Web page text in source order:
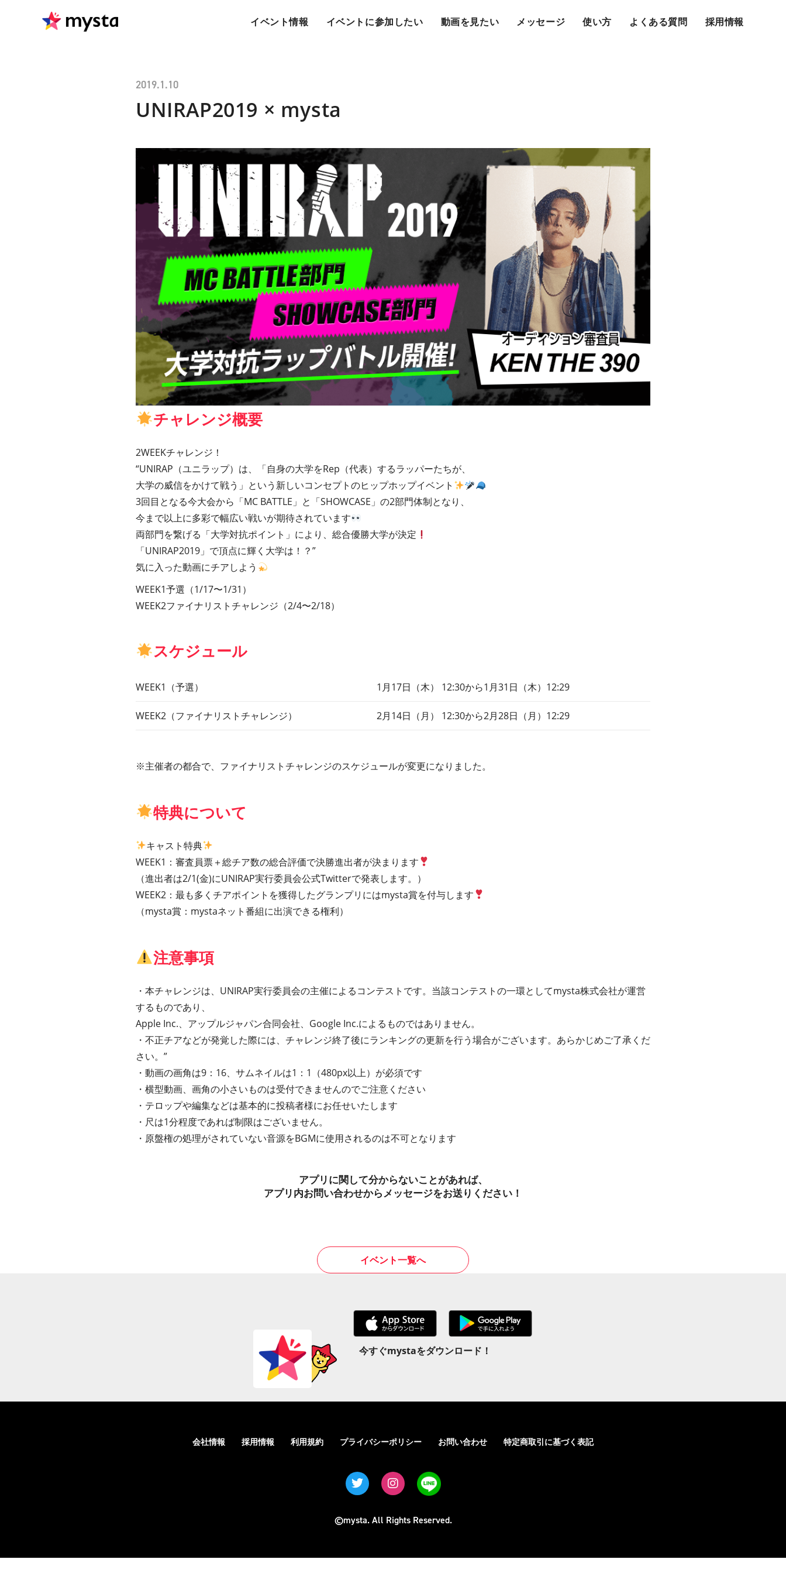
イベント情報 イベントに参加したい 動画を見たい メッセージ 使い方 よくある質問 採用情報
2019.1.10
UNIRAP2019 × mysta
チャレンジ概要
2WEEKチャレンジ！
“UNIRAP（ユニラップ）は、「自身の大学をRep（代表）するラッパーたちが、
大学の威信をかけて戦う」という新しいコンセプトのヒップホップイベント
3回目となる今大会から「MC BATTLE」と「SHOWCASE」の2部門体制となり、
今まで以上に多彩で幅広い戦いが期待されています
両部門を繋げる「大学対抗ポイント」により、総合優勝大学が決定
「UNIRAP2019」で頂点に輝く大学は！？”
気に入った動画にチアしよう
WEEK1予選（1/17〜1/31）
WEEK2ファイナリストチャレンジ（2/4〜2/18）
スケジュール
WEEK1（予選） 1月17日（木） 12:30から1月31日（木）12:29
WEEK2（ファイナリストチャレンジ） 2月14日（月） 12:30から2月28日（月）12:29
※主催者の都合で、ファイナリストチャレンジのスケジュールが変更になりました。
特典について
キャスト特典
WEEK1：審査員票＋総チア数の総合評価で決勝進出者が決まります
（進出者は2/1(金)にUNIRAP実行委員会公式Twitterで発表します。）
WEEK2：最も多くチアポイントを獲得したグランプリにはmysta賞を付与します
（mysta賞：mystaネット番組に出演できる権利）
注意事項
・本チャレンジは、UNIRAP実行委員会の主催によるコンテストです。当該コンテストの一環としてmysta株式会社が運営
するものであり、
Apple Inc.、アップルジャパン合同会社、Google Inc.によるものではありません。
・不正チアなどが発覚した際には、チャレンジ終了後にランキングの更新を行う場合がございます。あらかじめご了承くだ
さい。”
・動画の画角は9：16、サムネイルは1：1（480px以上）が必須です
・横型動画、画角の小さいものは受付できませんのでご注意ください
・テロップや編集などは基本的に投稿者様にお任せいたします
・尺は1分程度であれば制限はございません。
・原盤権の処理がされていない音源をBGMに使用されるのは不可となります
アプリに関して分からないことがあれば、
アプリ内お問い合わせからメッセージをお送りください！
イベント一覧へ
今すぐmystaをダウンロード！
会社情報 採用情報 利用規約 プライバシーポリシー お問い合わせ 特定商取引に基づく表記
©mysta. All Rights Reserved.